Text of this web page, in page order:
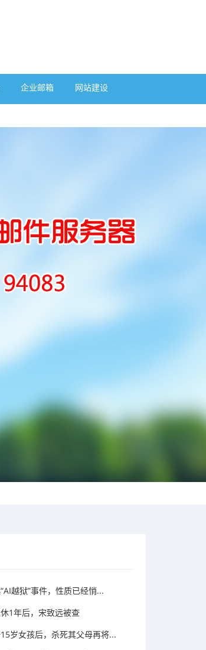
企业邮箱 网站建设
越狱”事件，性质已经悄...
1年后，宋致远被查
岁女孩后，杀死其父母再将...